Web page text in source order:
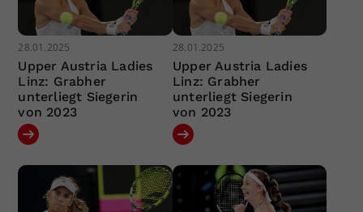
28.01.2025
Upper Austria Ladies
Linz: Grabher
unterliegt Siegerin
von 2023
28.01.2025
Upper Austria Ladies
Linz: Grabher
unterliegt Siegerin
von 2023